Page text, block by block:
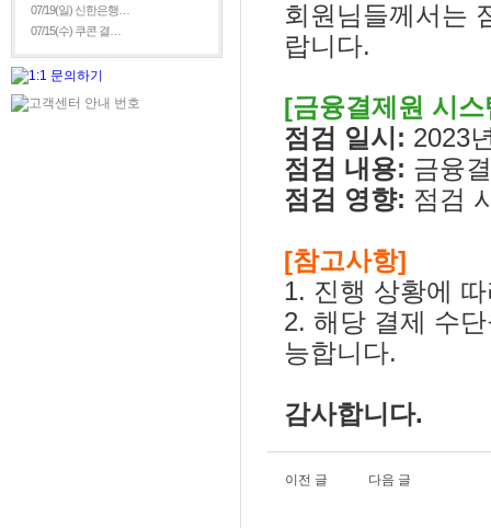
07/19(일) 신한은행…
07/15(수) 쿠콘 결…
회원님들께서는
랍니다.
[금융결제원 시
점검 일시: 2023
점검 내용: 금융
점검 영향: 점검
[참고사항]
1. 진행 상황에
2. 해당 결제 수
능합니다.
감사합니다.
이전 글 다음 글